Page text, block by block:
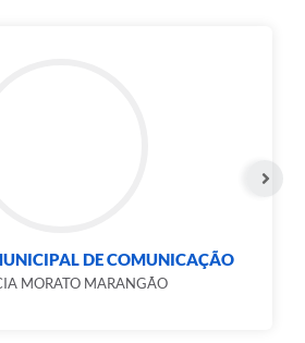
DE COMUNICAÇÃO
MORATO MARANGÃO